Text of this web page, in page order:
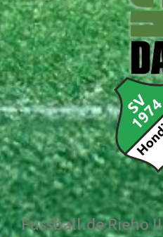
Fussball.de Rieho II